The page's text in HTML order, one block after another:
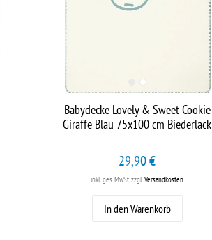
Babydecke Lovely & Sweet Cookie
Giraffe Blau 75x100 cm Biederlack
29,90 €
inkl. ges. MwSt.zzgl.Versandkosten
In den Warenkorb